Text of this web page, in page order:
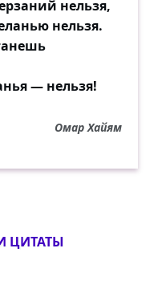
нельзя,
нельзя.
— нельзя!
Омар Хайям
ЦИТАТЫ